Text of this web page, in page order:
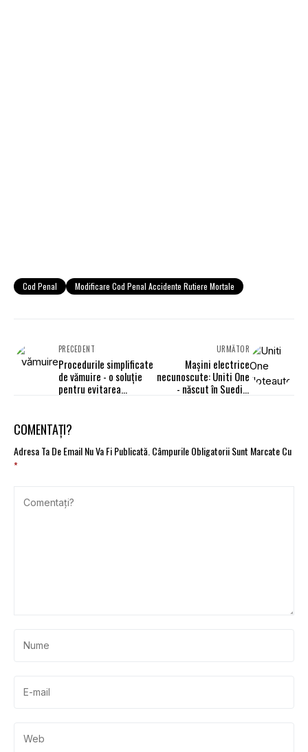
Cod Penal Modificare Cod Penal Accidente Rutiere Mortale
PRECEDENT
Procedurile simplificate
de vămuire - o soluţie
pentru evitarea
URMĂTOR
Mașini electrice
necunoscute: Uniti One
- născut în Suedia,
COMENTAȚI?
Adresa Ta De Email Nu Va Fi Publicată.Câmpurile Obligatorii Sunt Marcate Cu
*